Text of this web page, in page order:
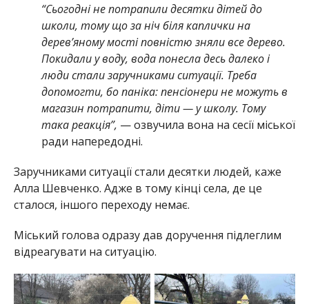
“Сьогодні не потрапили десятки дітей до
школи, тому що за ніч біля каплички на
дерев’яному мості повністю зняли все дерево.
Покидали у воду, вода понесла десь далеко і
люди стали заручниками ситуації. Треба
допомогти, бо паніка: пенсіонери не можуть в
магазин потрапити, діти — у школу. Тому
така реакція”, — озвучила вона на сесії міської
ради напередодні.
Заручниками ситуації стали десятки людей, каже
Алла Шевченко. Адже в тому кінці села, де це
сталося, іншого переходу немає.
Міський голова одразу дав доручення підлеглим
відреагувати на ситуацію.